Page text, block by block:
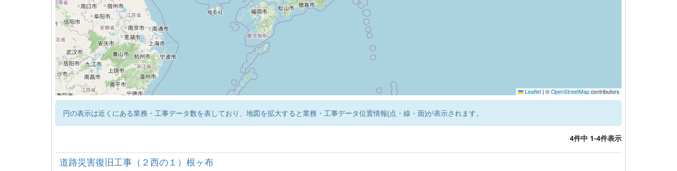
Leaflet | © OpenStreetMap contributors
円の表示は近くにある業務・工事データ数を表しており、地図を拡大すると業務・工事データ位置情報(点・線・面)が表示されます。
4件中 1-4件表示
道路災害復旧工事（２西の１）根ヶ布